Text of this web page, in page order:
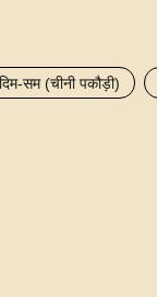
दिम-सम (चीनी पकौड़ी)